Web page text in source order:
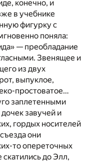
конечно, и
в учебнике
фигурку с
поняла:
— преобладание
Звенящее и
из двух
выпуклое,
простоватое…
заплетенными
завучей и
гордых носителей
они
то опереточных
до Элл,